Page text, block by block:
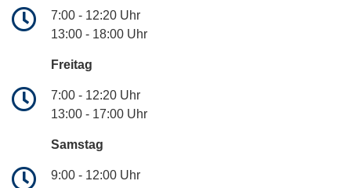
7:00 - 12:20 Uhr
13:00 - 18:00 Uhr
Freitag
7:00 - 12:20 Uhr
13:00 - 17:00 Uhr
Samstag
9:00 - 12:00 Uhr